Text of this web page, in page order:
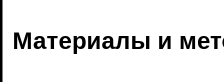
Материалы и